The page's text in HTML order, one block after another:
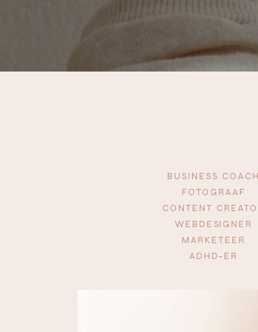
BUSINESS COACH
FOTOGRAAF
CONTENT
WEBDESIGNER
MARKETEER
ADHD-ER